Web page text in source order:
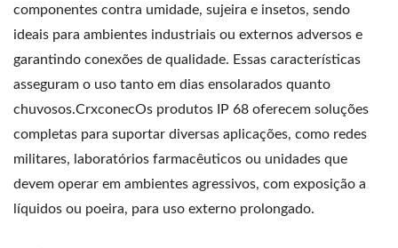
componentes contra umidade, sujeira e insetos, sendo
ideais para ambientes industriais ou externos adversos e
garantindo conexões de qualidade. Essas características
asseguram o uso tanto em dias ensolarados quanto
chuvosos.CrxconecOs produtos IP 68 oferecem soluções
completas para suportar diversas aplicações, como redes
militares, laboratórios farmacêuticos ou unidades que
devem operar em ambientes agressivos, com exposição a
líquidos ou poeira, para uso externo prolongado.